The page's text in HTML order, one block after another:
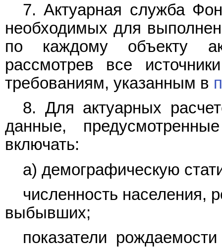
7. Актуарная служба
необходимых для
по каждому объекту
рассмотрев все
требованиям, указанным в
8. Для актуарных
данные,
включать:
а) демографическую
численность
выбывших;
показатели